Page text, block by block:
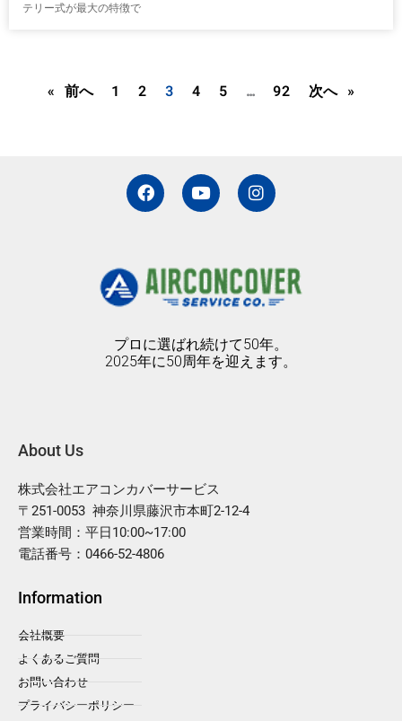
テリー式が最大の特徴で
« 前へ 1 2 3 4 5 … 92 次へ »
F
a
c
o
o
k
Y
o
u
b
e
I
n
s
g
r
a
プロに選ばれ続けて50年。
2025年に50周年を迎えます。
About Us
株式会社エアコンカバーサービス
〒251-0053 神奈川県藤沢市本町2-12-4
営業時間：平日10:00~17:00
電話番号：0466-52-4806
Information
会社概要
よくあるご質問
お問い合わせ
プライバシーポリシー